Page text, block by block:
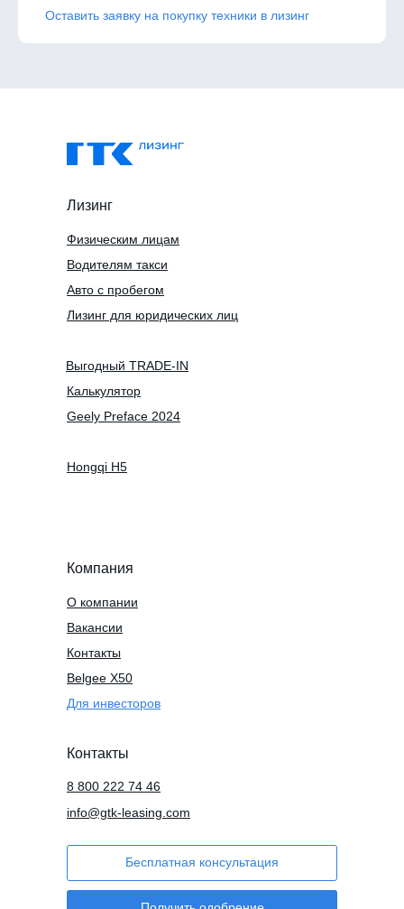
Оставить заявку на покупку техники в лизинг
Компания
О компании
Вакансии
Контакты
Для инвесторов
Контакты
info@gtk-leasing.com
Бесплатная консультация
Лизинг
Водителям такси
Физическим лицам
Авто с пробегом
Belgee X50
Лизинг для юридических лиц
Калькулятор
Hongqi H5
8 800 222 74 46
Выгодный TRADE-IN
Geely Preface 2024